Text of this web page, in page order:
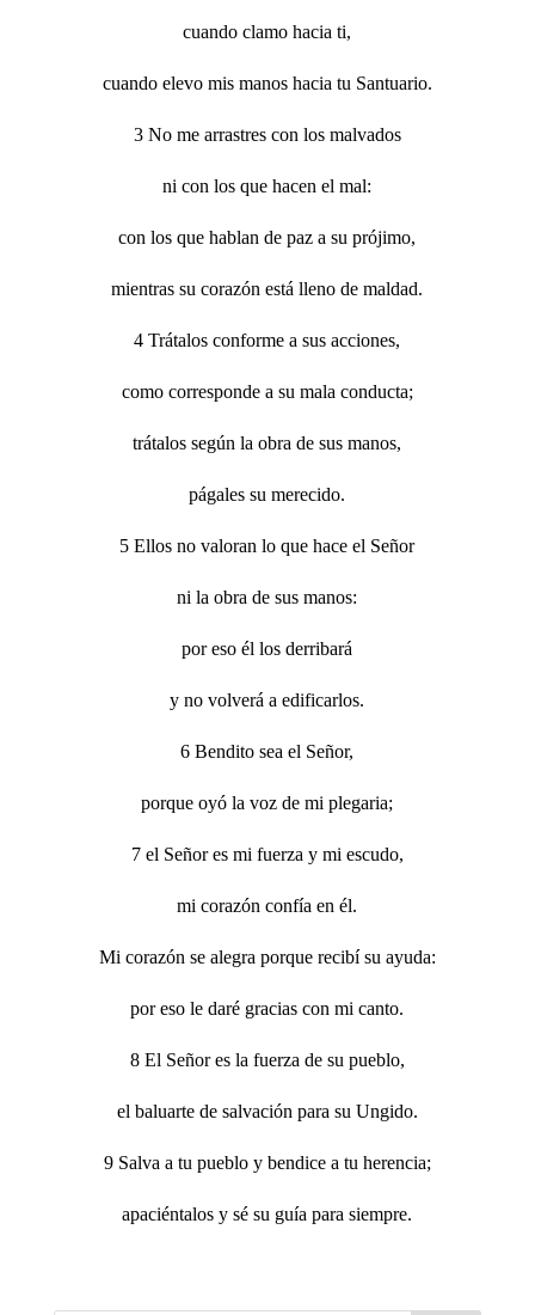
cuando clamo hacia ti,
cuando elevo mis manos hacia tu Santuario.
3 No me arrastres con los malvados
ni con los que hacen el mal:
con los que hablan de paz a su prójimo,
mientras su corazón está lleno de maldad.
4 Trátalos conforme a sus acciones,
como corresponde a su mala conducta;
trátalos según la obra de sus manos,
págales su merecido.
5 Ellos no valoran lo que hace el Señor
ni la obra de sus manos:
por eso él los derribará
y no volverá a edificarlos.
6 Bendito sea el Señor,
porque oyó la voz de mi plegaria;
7 el Señor es mi fuerza y mi escudo,
mi corazón confía en él.
Mi corazón se alegra porque recibí su ayuda:
por eso le daré gracias con mi canto.
8 El Señor es la fuerza de su pueblo,
el baluarte de salvación para su Ungido.
9 Salva a tu pueblo y bendice a tu herencia;
apaciéntalos y sé su guía para siempre.